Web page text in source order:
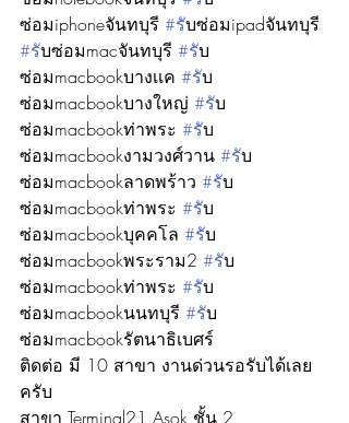
ซ่อมiphoneจันทบุรี #รับซ่อมipadจันทบุรี
#รับซ่อมmacจันทบุรี #รับ
ซ่อมmacbookบางเเค #รับ
ซ่อมmacbookบางใหญ่ #รับ
ซ่อมmacbookท่าพระ #รับ
ซ่อมmacbookงามวงศ์วาน #รับ
ซ่อมmacbookลาดพร้าว #รับ
ซ่อมmacbookท่าพระ #รับ
ซ่อมmacbookบุคคโล #รับ
ซ่อมmacbookพระราม2 #รับ
ซ่อมmacbookท่าพระ #รับ
ซ่อมmacbookนนทบุรี #รับ
ซ่อมmacbookรัตนาธิเบศร์
ติดต่อ มี 10 สาขา งานด่วนรอรับได้เลย
ครับ
สาขา Terminal21 Asok ชั้น 2